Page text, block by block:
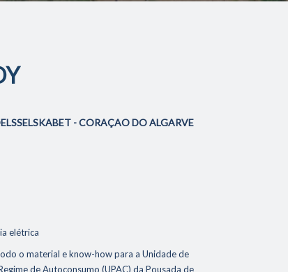
- CORAÇAO DO ALGARVE
elétrica
o material e know-how para a Unidade de
de Autoconsumo (UPAC) da Pousada de